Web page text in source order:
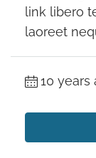
link libero
laoreet
10 years